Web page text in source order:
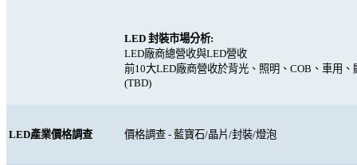
LED封裝市場分析:
LED廠商總營收與LED營收
前10大LED廠商營收於背光、照明、COB 、車用
(TBD)
LED產業價格調查 價格調查 -藍寶石/晶片/封裝/燈泡